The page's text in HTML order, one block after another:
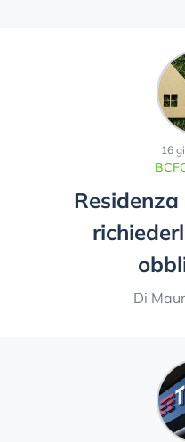
16
Di